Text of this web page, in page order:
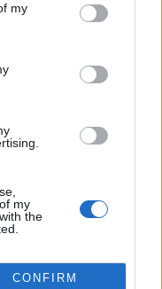
my
my
the
CONFIRM
se tehdy zlomila
podporoval.
byl Rusnok Zemanův
politický systém za
může jen
tady sice
lidová a o nějaké
nedalo mluvit.